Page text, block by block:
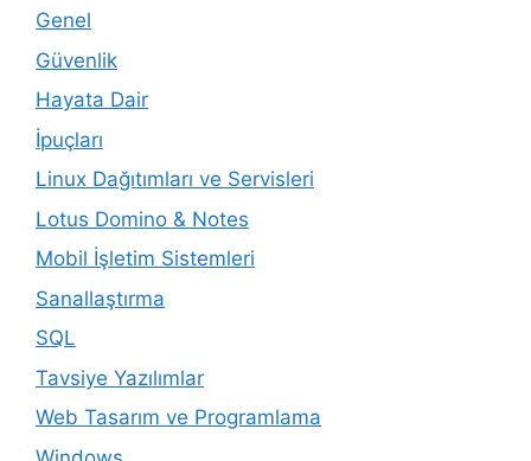
Genel
Güvenlik
Hayata Dair
İpuçları
Linux Dağıtımları ve Servisleri
Lotus Domino & Notes
Mobil İşletim Sistemleri
Sanallaştırma
SQL
Tavsiye Yazılımlar
Web Tasarım ve Programlama